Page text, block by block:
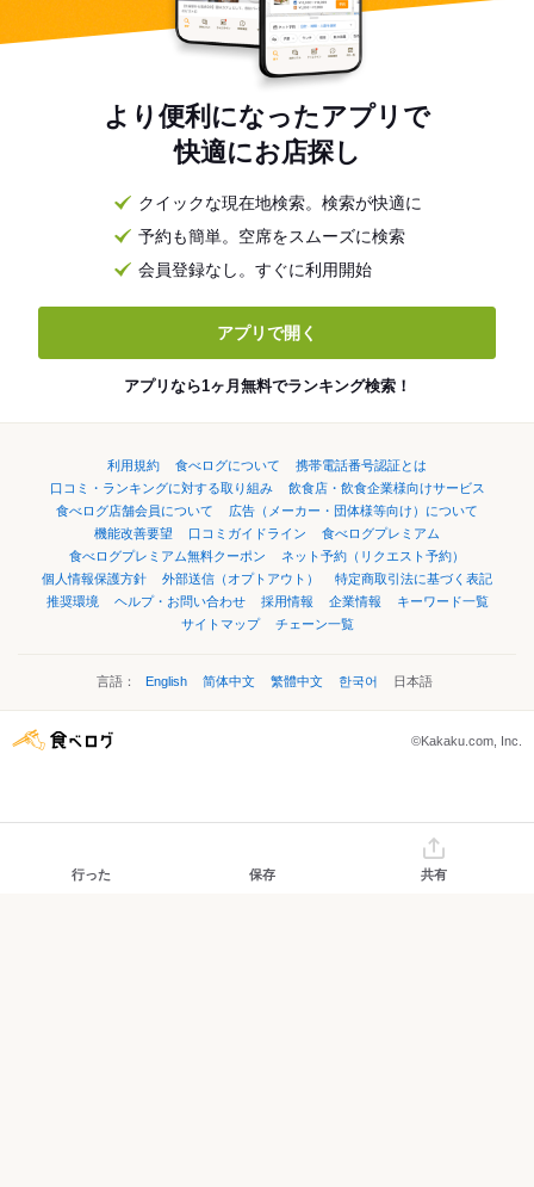
より便利になったアプリで
快適にお店探し
クイックな現在地検索。検索が快適に
予約も簡単。空席をスムーズに検索
会員登録なし。すぐに利用開始
アプリで開く
アプリなら1ヶ月無料でランキング検索！
利用規約 食べログについて
携帯電話番号認証とは
口コミ・ランキングに対する取り組み
飲食店・飲食企業様向けサービス
食べログ店舗会員について
広告（メーカー・団体様等向け）について
機能改善要望
口コミガイドライン
食べログプレミアム
食べログプレミアム無料クーポン
ネット予約（リクエスト予約）
個人情報保護方針
外部送信（オプトアウト）
特定商取引法に基づく表記
推奨環境
ヘルプ・お問い合わせ 採用情報 企業情報
キーワード一覧
サイトマップ
チェーン一覧
言語： English 简体中文 繁體中文 한국어 日本語
©Kakaku.com, Inc.
行った 保存 共有